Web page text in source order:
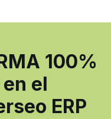
100%
el
ERP